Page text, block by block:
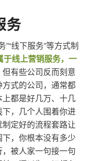
务
线下服务”等方式制
线上营销服务，一
但有些公司反而刻意
式的公司，通常都
都是好几万、十几
，几个人围着你进
定好的流程套路让
，你根本没有多少
被人家一句接一句